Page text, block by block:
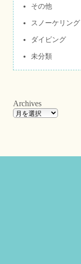
その他
スノーケリング
ダイビング
未分類
Archives